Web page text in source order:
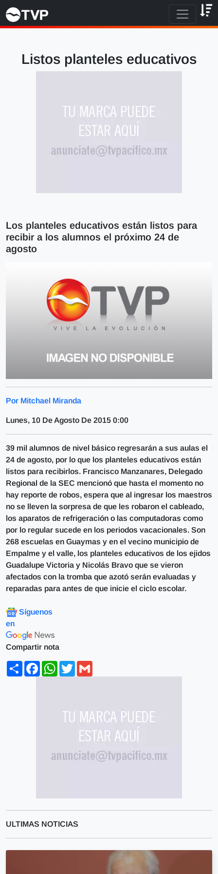
Listos planteles educativos
Los planteles educativos están listos para
recibir a los alumnos el próximo 24 de
agosto
Por Mitchael Miranda
Lunes, 10 De Agosto De 2015 0:00
39 mil alumnos de nivel básico regresarán a sus aulas el
24 de agosto, por lo que los planteles educativos están
listos para recibirlos. Francisco Manzanares, Delegado
Regional de la SEC mencionó que hasta el momento no
hay reporte de robos, espera que al ingresar los maestros
no se lleven la sorpresa de que les robaron el cableado,
los aparatos de refrigeración o las computadoras como
por lo regular sucede en los periodos vacacionales. Son
268 escuelas en Guaymas y en el vecino municipio de
Empalme y el valle, los planteles educativos de los ejidos
Guadalupe Victoria y Nicolás Bravo que se vieron
afectados con la tromba que azotó serán evaluadas y
reparadas para antes de que inicie el ciclo escolar.
Síguenos
en
Compartir nota
ShareFacebookWhatsApp
Twitter
ULTIMAS NOTICIAS